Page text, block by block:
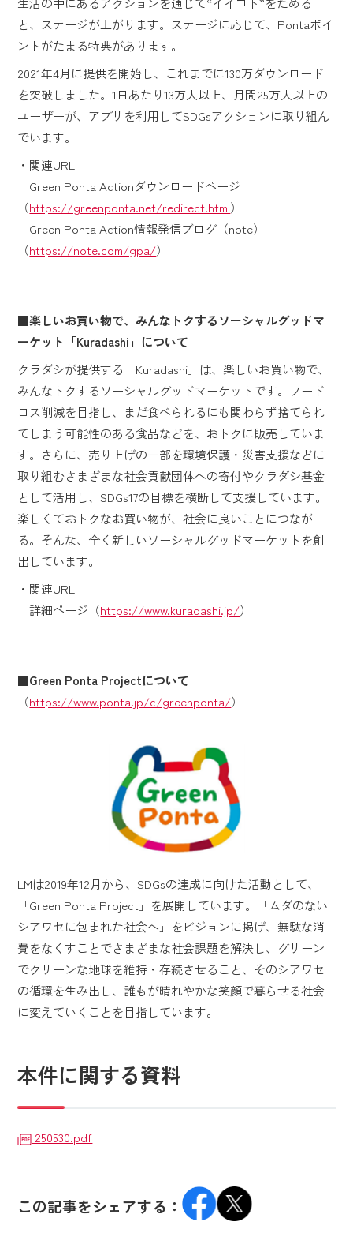
と、ステージが上がります。ステージに応じて、Pontaポイ
ントがたまる特典があります。
2021年4月に提供を開始し、これまでに130万ダウンロード
を突破しました。1日あたり13万人以上、月間25万人以上の
ユーザーが、アプリを利用してSDGsアクションに取り組ん
でいます。
・関連URL
Green Ponta Actionダウンロードページ
（https://greenponta.net/redirect.html）
Green Ponta Action情報発信ブログ（note）
（https://note.com/gpa/）
■楽しいお買い物で、みんなトクするソーシャルグッドマ
ーケット「Kuradashi」について
クラダシが提供する「Kuradashi」は、楽しいお買い物で、
みんなトクするソーシャルグッドマーケットです。フード
ロス削減を目指し、まだ食べられるにも関わらず捨てられ
てしまう可能性のある食品などを、おトクに販売していま
す。さらに、売り上げの一部を環境保護・災害支援などに
取り組むさまざまな社会貢献団体への寄付やクラダシ基金
として活用し、SDGs17の目標を横断して支援しています。
楽しくておトクなお買い物が、社会に良いことにつなが
る。そんな、全く新しいソーシャルグッドマーケットを創
出しています。
・関連URL
詳細ページ（https://www.kuradashi.jp/）
■Green Ponta Projectについて
（https://www.ponta.jp/c/greenponta/）
LMは2019年12月から、SDGsの達成に向けた活動として、
「Green Ponta Project」を展開しています。「ムダのない
シアワセに包まれた社会へ」をビジョンに掲げ、無駄な消
費をなくすことでさまざまな社会課題を解決し、グリーン
でクリーンな地球を維持・存続させること、そのシアワセ
の循環を生み出し、誰もが晴れやかな笑顔で暮らせる社会
に変えていくことを目指しています。
本件に関する資料
250530.pdf
この記事をシェアする：